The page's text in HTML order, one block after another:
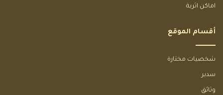
اماكن اثرية
أقسام الموقع
شخصيات مختارة
سدير
وثائق